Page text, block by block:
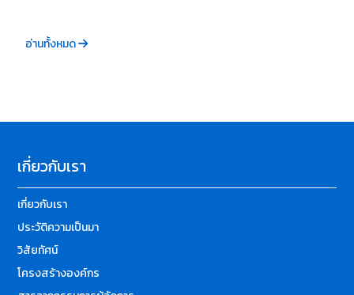
อ่านทั้งหมด
เกี่ยวกับเรา
เกี่ยวกับเรา
ประวัติความเป็นมา
วิสัยทัศน์
โครงสร้างองค์กร